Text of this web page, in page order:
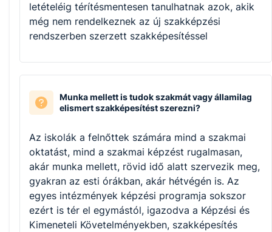
letételéig térítésmentesen tanulhatnak azok, akik
még nem rendelkeznek az új szakképzési
rendszerben szerzett szakképesítéssel
Munka mellett is tudok szakmát vagy államilag
elismert szakképesítést szerezni?
Az iskolák a felnőttek számára mind a szakmai
oktatást, mind a szakmai képzést rugalmasan,
akár munka mellett, rövid idő alatt szervezik meg,
gyakran az esti órákban, akár hétvégén is. Az
egyes intézmények képzési programja sokszor
ezért is tér el egymástól, igazodva a Képzési és
Kimeneteli Követelményekben, szakképesítés